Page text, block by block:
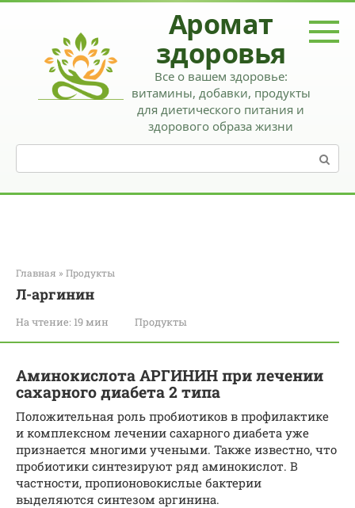
Перейти
Аромат
здоровья
Все о вашем здоровье:
витамины, добавки, продукты
для диетического питания и
здорового образа жизни
Поиск:
Главная » Продукты
Л-аргинин
На чтение: 19 мин Продукты
Аминокислота АРГИНИН при лечении
сахарного диабета 2 типа
Положительная роль пробиотиков в профилактике
и комплексном лечении сахарного диабета уже
признается многими учеными. Также известно, что
пробиотики синтезируют ряд аминокислот. В
частности, пропионовокислые бактерии
выделяются синтезом аргинина.